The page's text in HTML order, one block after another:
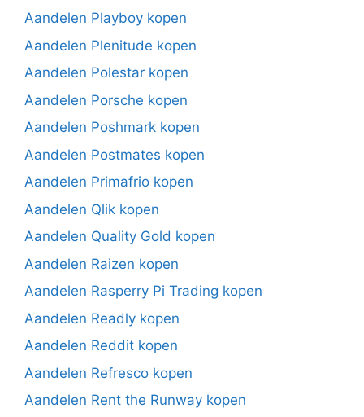
Aandelen Playboy kopen
Aandelen Plenitude kopen
Aandelen Polestar kopen
Aandelen Porsche kopen
Aandelen Poshmark kopen
Aandelen Postmates kopen
Aandelen Primafrio kopen
Aandelen Qlik kopen
Aandelen Quality Gold kopen
Aandelen Raizen kopen
Aandelen Rasperry Pi Trading kopen
Aandelen Readly kopen
Aandelen Reddit kopen
Aandelen Refresco kopen
Aandelen Rent the Runway kopen